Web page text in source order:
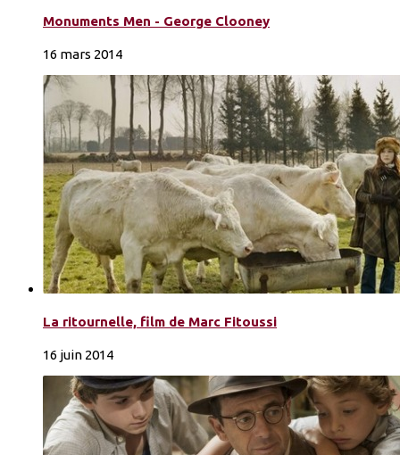
Monuments Men - George Clooney
16 mars 2014
La ritournelle, film de Marc Fitoussi
16 juin 2014